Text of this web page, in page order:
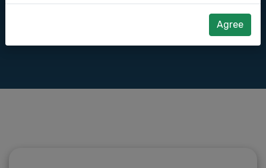
Angebot anfordernAgree